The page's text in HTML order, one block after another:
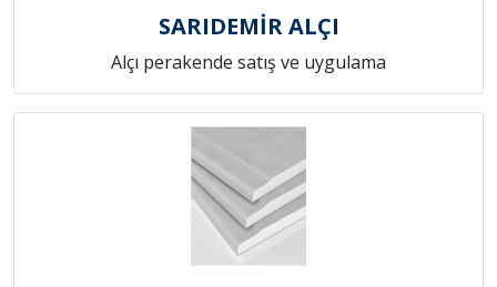
SARIDEMİR ALÇI
Alçı perakende satış ve uygulama